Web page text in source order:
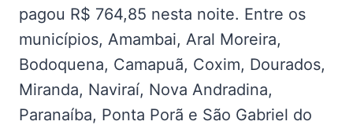
pagou R$ 764,85 nesta noite. Entre os
municípios, Amambai, Aral Moreira,
Bodoquena, Camapuã, Coxim, Dourados,
Miranda, Naviraí, Nova Andradina,
Paranaíba, Ponta Porã e São Gabriel do